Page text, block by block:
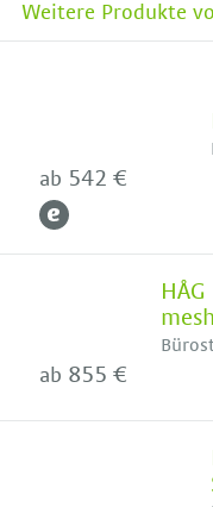
Weitere Produkte
ab 542 €
mesh
ab 855 €